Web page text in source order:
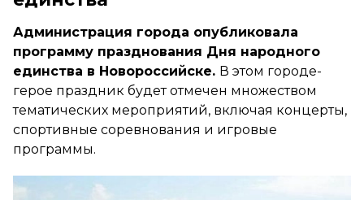
Администрация города опубликовала
программу празднования Дня народного
единства в Новороссийске. В этом городе-
герое праздник будет отмечен множеством
тематических мероприятий, включая концерты,
спортивные соревнования и игровые
программы.